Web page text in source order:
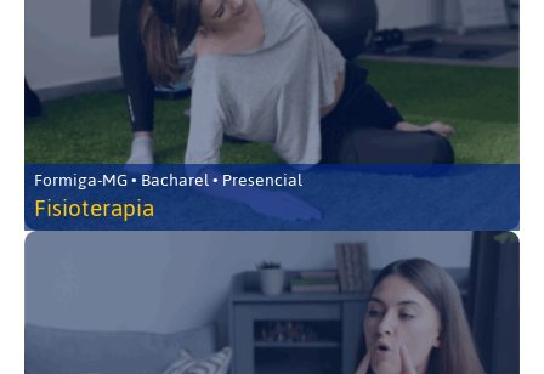
Formiga-MG • Bacharel • Presencial
Fisioterapia